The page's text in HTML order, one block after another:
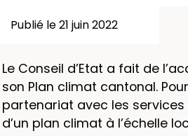
Publié le 21 juin 2022
Le Conseil d’Etat a fait de
son Plan climat cantonal.
partenariat avec les
d’un plan climat à l’échelle